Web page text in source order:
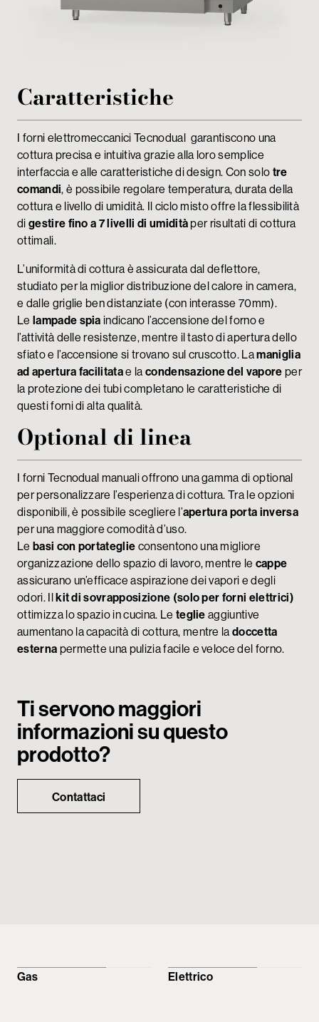
Caratteristiche
I forni elettromeccanici Tecnodual garantiscono una
cottura precisa e intuitiva grazie alla loro semplice
interfaccia e alle caratteristiche di design. Con solo tre
comandi, è possibile regolare temperatura, durata della
cottura e livello di umidità. Il ciclo misto offre la flessibilità
di gestire fino a 7 livelli di umiditàper risultati di cottura
ottimali.
L’uniformità di cottura è assicurata dal deflettore,
studiato per la miglior distribuzione del calore in camera,
e dalle griglie ben distanziate (con interasse 70mm).
Le lampade spia indicano l’accensione del forno e
l’attività delle resistenze, mentre il tasto di apertura dello
sfiato e l’accensione si trovano sul cruscotto. Lamaniglia
ad apertura facilitatae la condensazione del vapore per
la protezione dei tubi completano le caratteristiche di
questi forni di alta qualità.
Optional di linea
I forni Tecnodual manuali offrono una gamma di optional
per personalizzare l’esperienza di cottura. Tra le opzioni
disponibili, è possibile scegliere l’apertura porta inversa
per una maggiore comodità d’uso.
Le basi con portateglie consentono una migliore
organizzazione dello spazio di lavoro, mentre le cappe
assicurano un’efficace aspirazione dei vapori e degli
odori. Ilkit di sovrapposizione (solo per forni elettrici)
ottimizza lo spazio in cucina. Le teglie aggiuntive
aumentano la capacità di cottura, mentre ladoccetta
esterna permette una pulizia facile e veloce del forno.
Ti servono maggiori
informazioni su questo
prodotto?
Contattaci
Gas Elettrico